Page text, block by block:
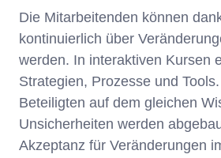
Die Mitarbeitenden können
kontinuierlich über
werden. In interaktiven Kursen
Strategien, Prozesse und
Beteiligten auf dem gleichen
Unsicherheiten werden
Akzeptanz für Veränderungen